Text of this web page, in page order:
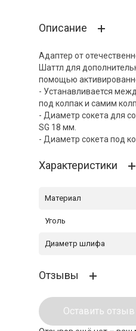
Описание
Адаптер от
Шаттл для
помощью
- Устанавливается
под колпак и самим
- Диаметр сокета для
SG 18 мм.
- Диаметр сокета под
Характеристики
Материал
Уголь
Диаметр шлифа
Отзывы
Оставить отзыв